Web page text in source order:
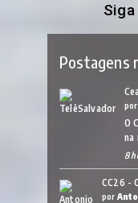
Postagens
por
O
na
8
CC26 -
por